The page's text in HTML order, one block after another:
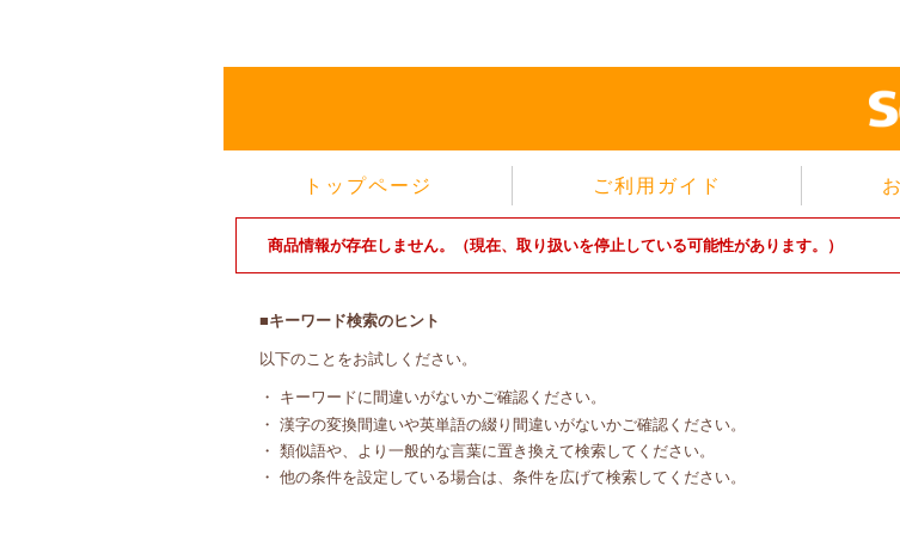
トップページ ご利用ガイド
当サイトについて
特定商取引法に基づく表示
よくあるご質問
商品情報が存在しません。（現在、取り扱いを停止している可能性があります。）
■キーワード検索のヒント
以下のことをお試しください。
・ キーワードに間違いがないかご確認ください。
・ 漢字の変換間違いや英単語の綴り間違いがないかご確認ください。
・ 類似語や、より一般的な言葉に置き換えて検索してください。
・ 他の条件を設定している場合は、条件を広げて検索してください。